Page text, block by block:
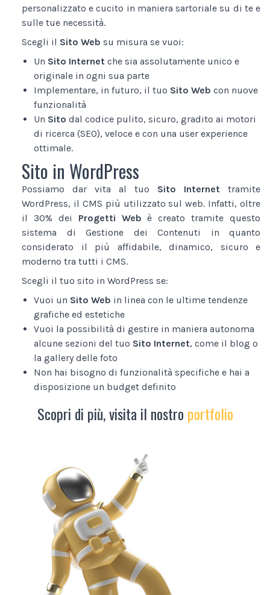
personalizzato e cucito in maniera sartoriale su di te e
sulle tue necessità.
Scegli il Sito Web su misura se vuoi:
Un Sito Internet che sia assolutamente unico e
originale in ogni sua parte
Implementare, in futuro, il tuo Sito Web con nuove
funzionalità
Un Sito dal codice pulito, sicuro, gradito ai motori
di ricerca (SEO), veloce e con una user experience
ottimale.
Sito in WordPress
Possiamo dar vita al tuo Sito Internet tramite
WordPress, il CMS più utilizzato sul web. Infatti, oltre
il 30% dei Progetti Web è creato tramite questo
sistema di Gestione dei Contenuti in quanto
considerato il più affidabile, dinamico, sicuro e
moderno tra tutti i CMS.
Scegli il tuo sito in WordPress se:
Vuoi un Sito Web in linea con le ultime tendenze
grafiche ed estetiche
Vuoi la possibilità di gestire in maniera autonoma
alcune sezioni del tuo Sito Internet, come il blog o
la gallery delle foto
Non hai bisogno di funzionalità specifiche e hai a
disposizione un budget definito
Scopri di più, visita il nostro portfolio